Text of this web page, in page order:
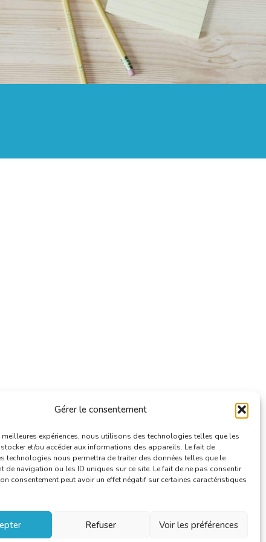
Gérer le consentement
expériences, nous utilisons des technologies telles que les
et/ou accéder aux informations des appareils. Le fait de
technologies nous permettra de traiter des données telles que le
de navigation ou les ID uniques sur ce site. Le fait de ne pas consentir
consentement peut avoir un effet négatif sur certaines caractéristiques
Refuser Voir les préférences